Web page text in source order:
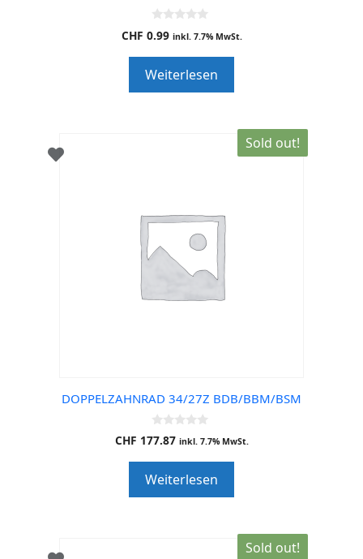
0
o
o
f
5
CHF 0.99 inkl. 7.7% MwSt.
Weiterlesen
Sold out!
DOPPELZAHNRAD 34/27Z BDB/BBM/BSM
0
o
o
f
5
CHF 177.87 inkl. 7.7% MwSt.
Weiterlesen
Sold out!